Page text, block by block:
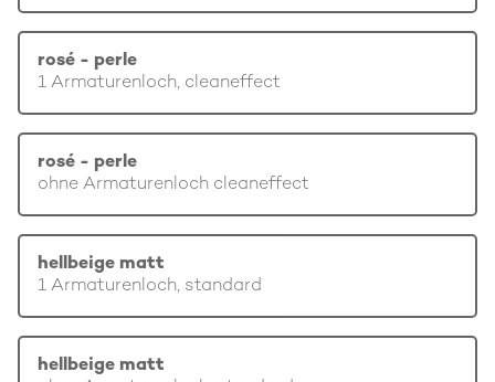
rosé - perle
1 Armaturenloch, cleaneffect
rosé - perle
ohne Armaturenloch cleaneffect
hellbeige matt
1 Armaturenloch, standard
hellbeige matt